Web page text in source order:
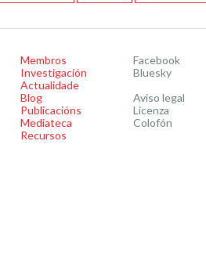
Membros
Investigación
Actualidade
Blog
Publicacións
Mediateca
Recursos
Facebook
Bluesky
Aviso legal
Licenza
Colofón